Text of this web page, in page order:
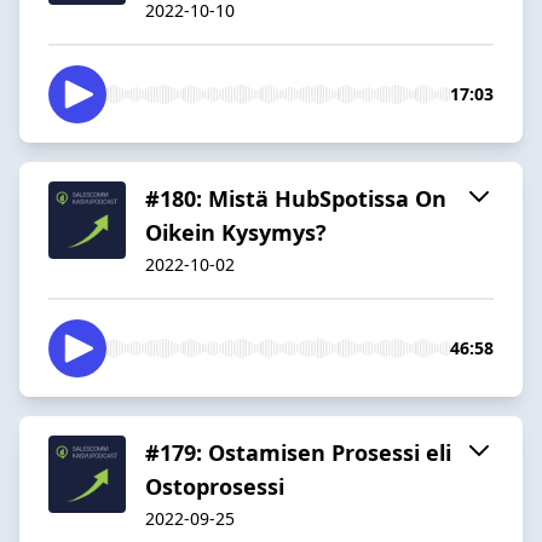
2022-10-10
17:03
#180: Mistä HubSpotissa On
Oikein Kysymys?
2022-10-02
46:58
#179: Ostamisen Prosessi eli
Ostoprosessi
2022-09-25